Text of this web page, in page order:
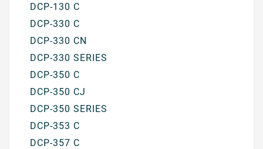
DCP-130 C
DCP-330 C
DCP-330 CN
DCP-330 SERIES
DCP-350 C
DCP-350 CJ
DCP-350 SERIES
DCP-353 C
DCP-357 C